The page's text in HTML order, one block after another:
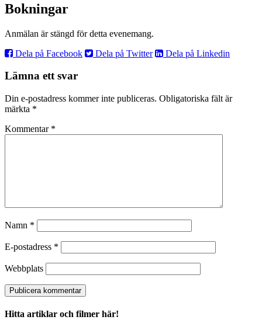
Bokningar
Anmälan är stängd för detta evenemang.
Dela på Facebook
Dela på Twitter Dela på Linkedin
Lämna ett svar
Din e-postadress kommer inte publiceras. Obligatoriska fält är
märkta *
Kommentar *
Namn *
E-postadress *
Webbplats
Hitta artiklar och filmer här!